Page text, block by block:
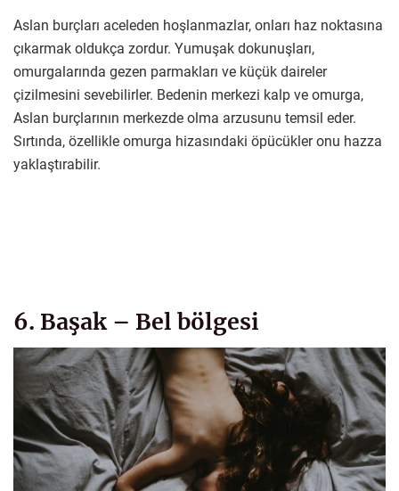
Aslan burçları aceleden hoşlanmazlar, onları haz noktasına
çıkarmak oldukça zordur. Yumuşak dokunuşları,
omurgalarında gezen parmakları ve küçük daireler
çizilmesini sevebilirler. Bedenin merkezi kalp ve omurga,
Aslan burçlarının merkezde olma arzusunu temsil eder.
Sırtında, özellikle omurga hizasındaki öpücükler onu hazza
yaklaştırabilir.
6. Başak – Bel bölgesi